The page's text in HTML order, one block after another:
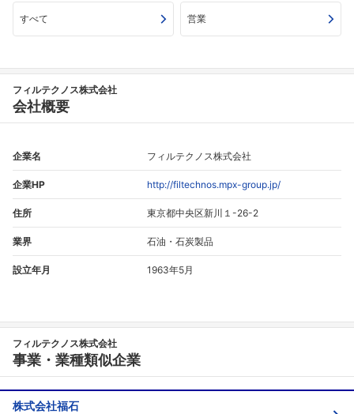
フォローしました
こちらの企業もフォローしませんか？
すべて 営業
フィルテクノス株式会社
会社概要
企業名 フィルテクノス株式会社
企業HP http://filtechnos.mpx-group.jp/
住所 東京都中央区新川１-26-2
業界 石油・石炭製品
設立年月 1963年5月
フィルテクノス株式会社
事業・業種類似企業
株式会社福石